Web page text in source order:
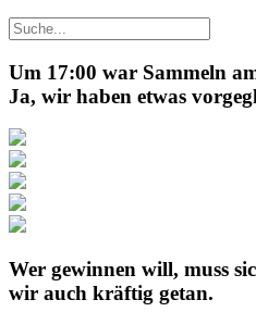
Um 17:00 war Sammeln
Ja, wir haben etwas
Wer gewinnen will, muss
wir auch kräftig getan.